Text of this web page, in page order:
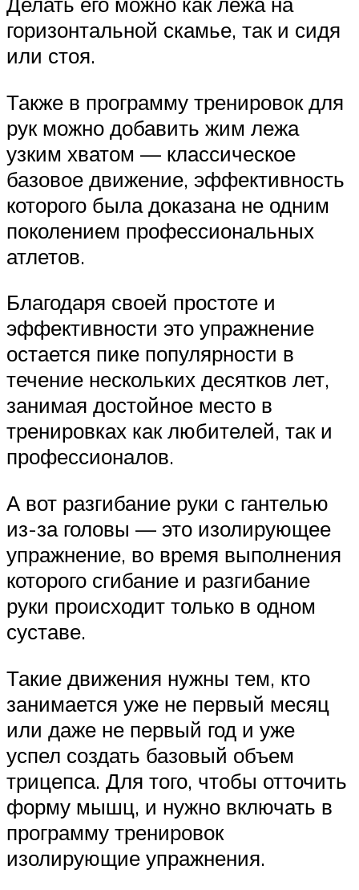
горизонтальной скамье, так и сидя
или стоя.
Также в программу тренировок для
рук можно добавить жим лежа
узким хватом — классическое
базовое движение, эффективность
которого была доказана не одним
поколением профессиональных
атлетов.
Благодаря своей простоте и
эффективности это упражнение
остается пике популярности в
течение нескольких десятков лет,
занимая достойное место в
тренировках как любителей, так и
профессионалов.
А вот разгибание руки с гантелью
из-за головы — это изолирующее
упражнение, во время выполнения
которого сгибание и разгибание
руки происходит только в одном
суставе.
Такие движения нужны тем, кто
занимается уже не первый месяц
или даже не первый год и уже
успел создать базовый объем
трицепса. Для того, чтобы отточить
форму мышц, и нужно включать в
программу тренировок
изолирующие упражнения.